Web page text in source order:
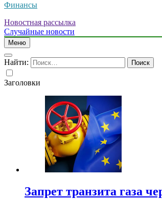
Финансы
Новостная рассылка
Случайные новости
Меню
Найти:
Заголовки
Запрет транзита газа